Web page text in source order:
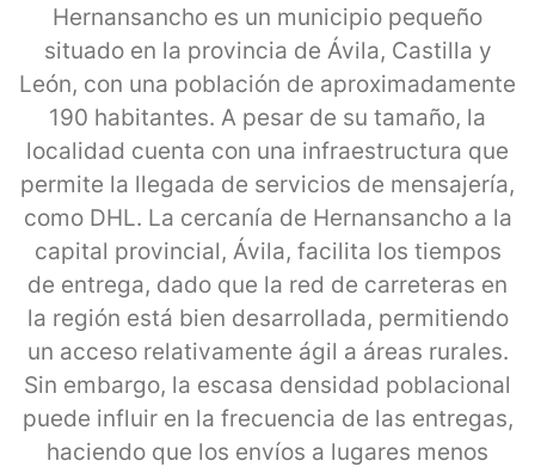
Hernansancho es un municipio pequeño
situado en la provincia de Ávila, Castilla y
León, con una población de aproximadamente
190 habitantes. A pesar de su tamaño, la
localidad cuenta con una infraestructura que
permite la llegada de servicios de mensajería,
como DHL. La cercanía de Hernansancho a la
capital provincial, Ávila, facilita los tiempos
de entrega, dado que la red de carreteras en
la región está bien desarrollada, permitiendo
un acceso relativamente ágil a áreas rurales.
Sin embargo, la escasa densidad poblacional
puede influir en la frecuencia de las entregas,
haciendo que los envíos a lugares menos